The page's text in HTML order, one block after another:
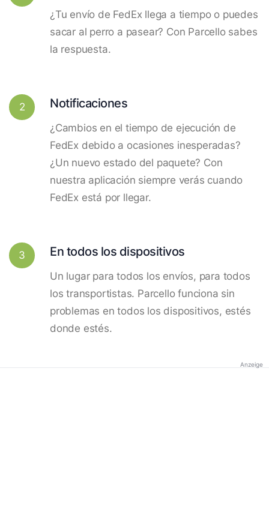
¿Tu envío de FedEx llega a tiempo o puedes
sacar al perro a pasear? Con Parcello sabes
la respuesta.
2 Notificaciones
¿Cambios en el tiempo de ejecución de
FedEx debido a ocasiones inesperadas?
¿Un nuevo estado del paquete? Con
nuestra aplicación siempre verás cuando
FedEx está por llegar.
3 En todos los dispositivos
Un lugar para todos los envíos, para todos
los transportistas. Parcello funciona sin
problemas en todos los dispositivos, estés
donde estés.
Anzeige